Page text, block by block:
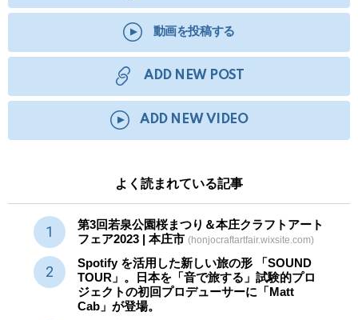
動画を投稿する
ADD NEW POST
ADD NEW VIDEO
よく読まれている記事
第3回若泉公園桜まつり＆本庄クラフトアート
フェア2023 | 本庄市 (honjocraftartfair.wixsite.com)
Spotify を活用した新しい旅の形 「SOUND
TOUR」。日本を「音で旅する」試験的プロ
ジェクトの初回プロデューサーに「Matt
Cab」が登場。